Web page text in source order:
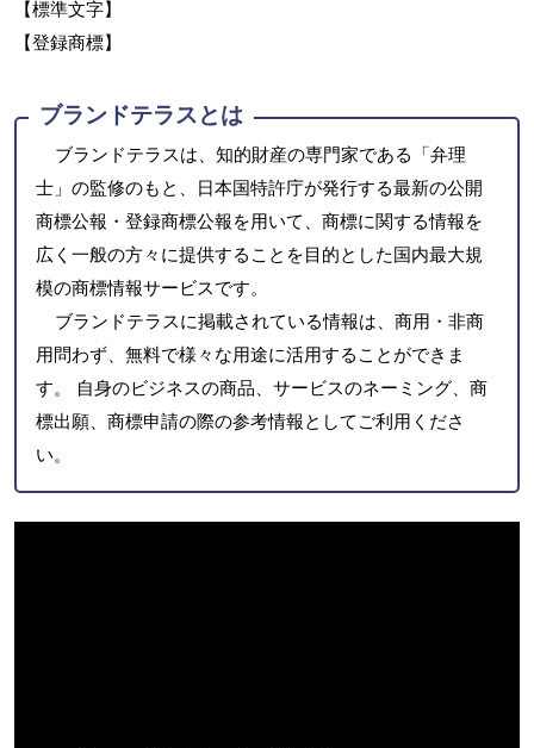
【標準文字】
【登録商標】
ブランドテラスとは
ブランドテラスは、知的財産の専門家である「弁理
士」の監修のもと、日本国特許庁が発行する最新の公開
商標公報・登録商標公報を用いて、商標に関する情報を
広く一般の方々に提供することを目的とした国内最大規
模の商標情報サービスです。
ブランドテラスに掲載されている情報は、商用・非商
用問わず、無料で様々な用途に活用することができま
す。 自身のビジネスの商品、サービスのネーミング、商
標出願、商標申請の際の参考情報としてご利用くださ
い。